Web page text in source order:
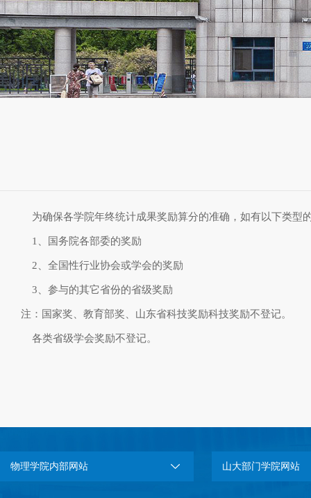
为确保各学院年终统计成果奖励算分的准确，如有以下类型
1、国务院各部委的奖励
2、全国性行业协会或学会的奖励
3、参与的其它省份的省级奖励
注：国家奖、教育部奖、山东省科技奖励科技奖励不登记。
各类省级学会奖励不登记。
物理学院内部网站 山大部门学院网站